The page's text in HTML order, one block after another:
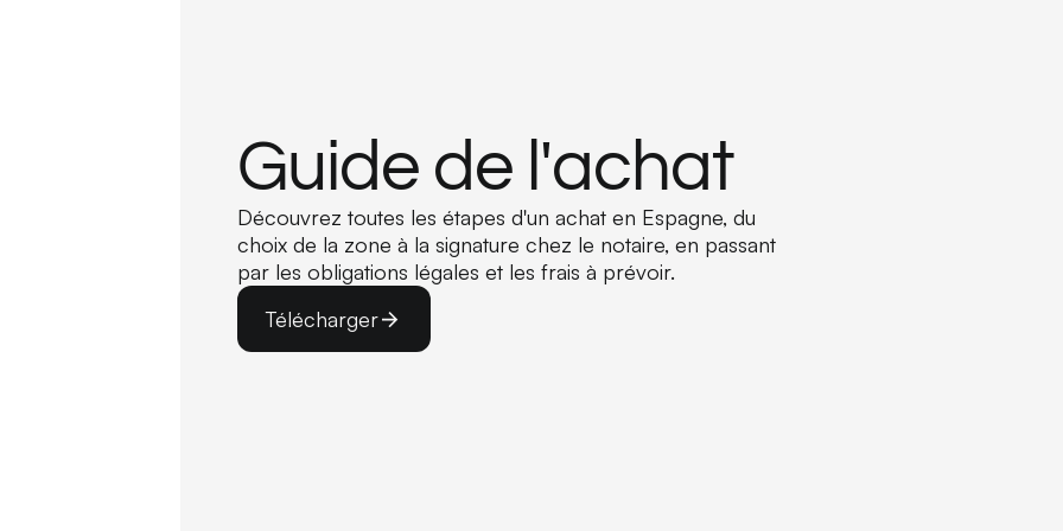
Guide de l'achat
Découvrez toutes les étapes d'un achat en Espagne, du
choix de la zone à la signature chez le notaire, en passant
par les obligations légales et les frais à prévoir.
Télécharger